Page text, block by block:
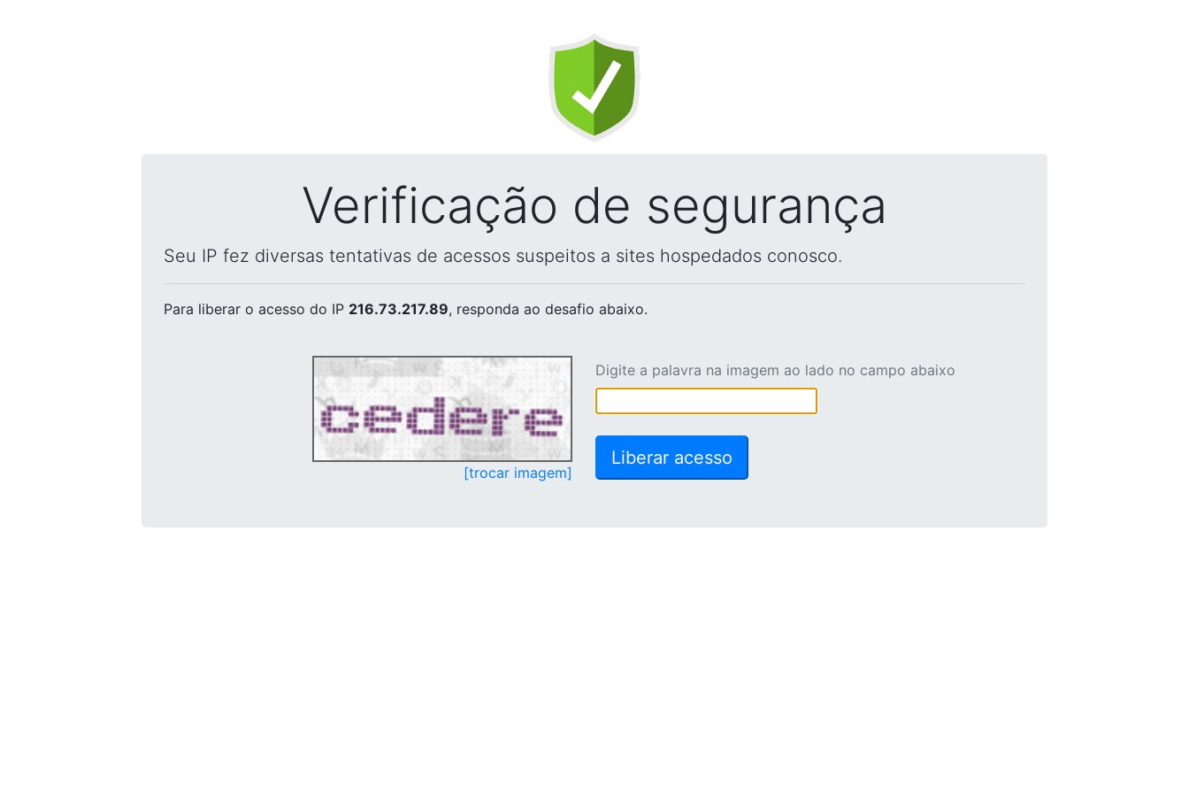
Verificação de segurança
Seu IP fez diversas tentativas de acessos suspeitos a sites hospedados conosco.
Para liberar o acesso do IP 216.73.217.89, responda ao desafio abaixo.
[trocar imagem]
Digite a palavra na imagem ao lado no campo abaixo